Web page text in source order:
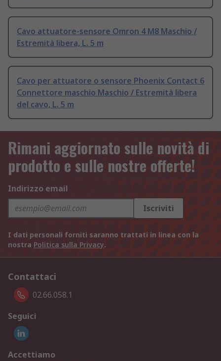
Cavo attuatore-sensore Omron 4 M8 Maschio /
Estremità libera, L. 5 m
Cavo per attuatore o sensore Phoenix Contact 6
Connettore maschio Maschio / Estremità libera
del cavo, L. 5 m
Rimani aggiornato sulle novità di
prodotto e sulle nostre offerte!
Indirizzo email
Iscriviti
I dati personali forniti saranno trattati in linea con la
nostra Politica sulla Privacy.
Contattaci
02.66.058.1
Seguici
Accettiamo